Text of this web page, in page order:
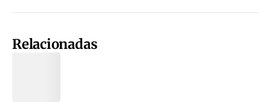
Relacionadas